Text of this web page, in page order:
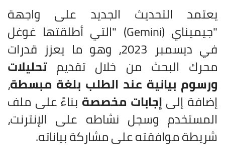
يعتمد التحديث الجديد على واجهة
"جيميناي " (Gemini)التي أطلقتها غوغل
في ديسمبر 2023، وهو ما يعزز قدرات
محرك البحث من خلال تقديمتحليلات
ورسوم بيانية عند الطلب بلغة مبسطة،
إضافة إلى إجابات مخصصة بناءً على ملف
المستخدم وسجل نشاطه على الإنترنت،
شريطة موافقته على مشاركة بياناته.